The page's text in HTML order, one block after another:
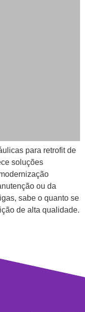
para retrofit de
soluções
ou da
sabe o quanto se
de alta qualidade.